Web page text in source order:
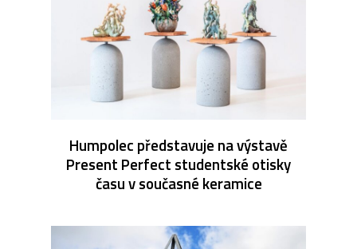
Humpolec představuje na výstavě
Present Perfect studentské otisky
času v současné keramice